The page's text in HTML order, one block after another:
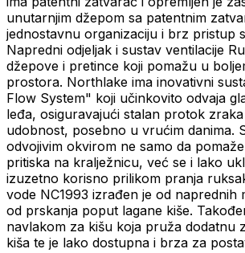
unutarnjim džepom sa patentnim
jednostavnu organizaciju i brz pristup
Napredni odjeljak i sustav ventilacije
džepove i pretince koji pomažu u
prostora. Northlake ima inovativni
Flow System" koji učinkovito odvaja
leđa, osiguravajući stalan protok
udobnost, posebno u vrućim danima.
odvojivim okvirom ne samo da
pritiska na kralježnicu, već se i lako
izuzetno korisno prilikom pranja
vode NC1993 izrađen je od naprednih
od prskanja poput lagane kiše.
navlakom za kišu koja pruža dodatnu
kiša te je lako dostupna i brza za